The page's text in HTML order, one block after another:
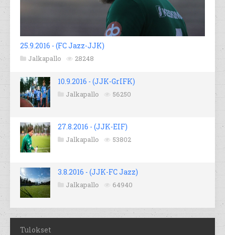
25.9.2016 - (FC Jazz-JJK)
Jalkapallo 28248
10.9.2016 - (JJK-GrIFK)
Jalkapallo 56250
27.8.2016 - (JJK-EIF)
Jalkapallo 53802
3.8.2016 - (JJK-FC Jazz)
Jalkapallo 64940
Tulokset